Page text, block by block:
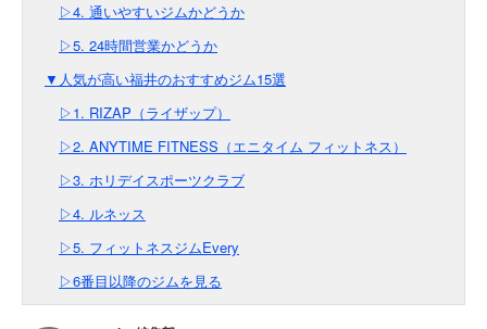
▷4. 通いやすいジムかどうか
▷5. 24時間営業かどうか
▼人気が高い福井のおすすめジム15選
▷1. RIZAP（ライザップ）
▷2. ANYTIME FITNESS（エニタイム フィットネス）
▷3. ホリデイスポーツクラブ
▷4. ルネッス
▷5. フィットネスジムEvery
▷6番目以降のジムを見る